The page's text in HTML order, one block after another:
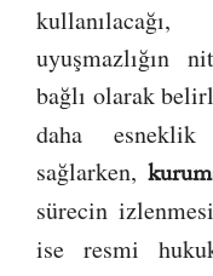
uyuşmazlığın
bağlı olarak
daha
sağlarken,
sürecin
ise resmi